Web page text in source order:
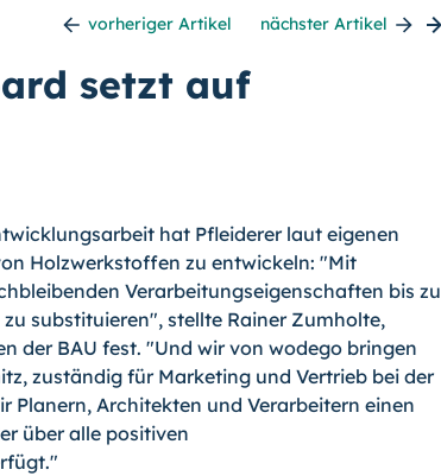
vorheriger Artikel nächster Artikel
setzt auf
hat Pfleiderer laut eigenen
Holzwerkstoffen zu entwickeln: "Mit
Verarbeitungseigenschaften bis zu
substituieren", stellte Rainer Zumholte,
der BAU fest. "Und wir von wodego bringen
zuständig für Marketing und Vertrieb bei der
Planern, Architekten und Verarbeitern einen
über alle positiven